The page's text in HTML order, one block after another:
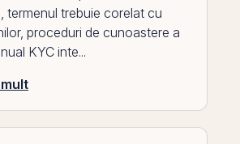
termenul trebuie corelat cu
proceduri de cunoastere a
KYC inte...